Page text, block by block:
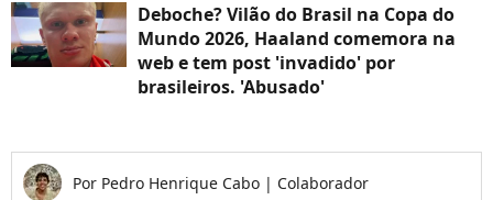
Deboche? Vilão do Brasil na Copa do
Mundo 2026, Haaland comemora na
web e tem post 'invadido' por
brasileiros. 'Abusado'
Por Pedro Henrique Cabo | Colaborador